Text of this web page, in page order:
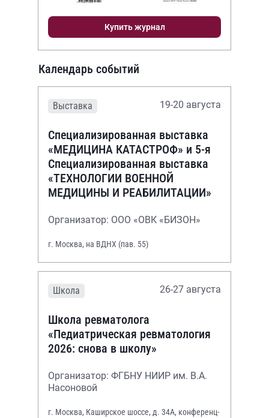
Купить журнал
Календарь событий
Выставка 19-20 августа
Специализированная выставка
«МЕДИЦИНА КАТАСТРОФ» и 5-я
Специализированная выставка
«ТЕХНОЛОГИИ ВОЕННОЙ
МЕДИЦИНЫ И РЕАБИЛИТАЦИИ»
Организатор: ООО «ОВК «БИЗОН»
г. Москва, на ВДНХ (пав. 55)
Школа 26-27 августа
Школа ревматолога
«Педиатрическая ревматология
2026: снова в школу»
Организатор: ФГБНУ НИИР им. В.А.
Насоновой
г. Москва, Каширское шоссе, д. 34А, конференц-